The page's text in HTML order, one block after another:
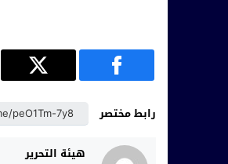
رابط مختصر
هيئة التحرير